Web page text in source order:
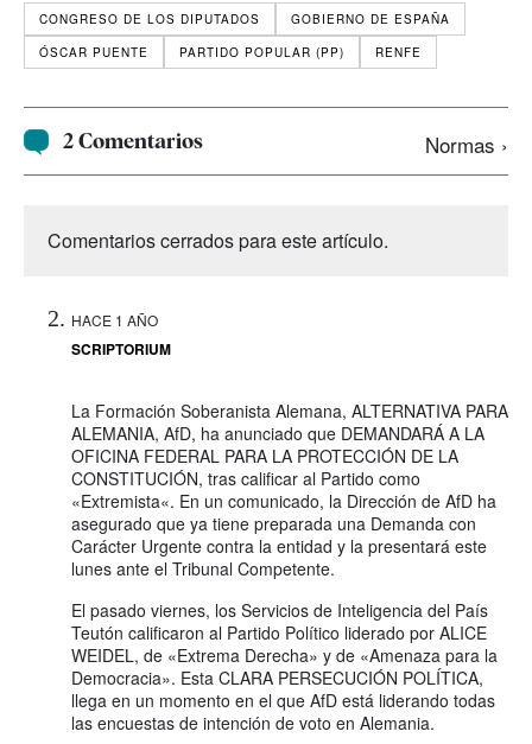
CONGRESO DE LOS DIPUTADOS
GOBIERNO DE ESPAÑA
ÓSCAR PUENTE
PARTIDO POPULAR (PP) RENFE
2 Comentarios Normas ›
Comentarios cerrados para este artículo.
HACE 1 AÑO
SCRIPTORIUM
La Formación Soberanista Alemana, ALTERNATIVA PARA
ALEMANIA, AfD, ha anunciado que DEMANDARÁ A LA
OFICINA FEDERAL PARA LA PROTECCIÓN DE LA
CONSTITUCIÓN, tras calificar al Partido como
«Extremista«. En un comunicado, la Dirección de AfD ha
asegurado que ya tiene preparada una Demanda con
Carácter Urgente contra la entidad y la presentará este
lunes ante el Tribunal Competente.
El pasado viernes, los Servicios de Inteligencia del País
Teutón calificaron al Partido Político liderado por ALICE
WEIDEL, de «Extrema Derecha» y de «Amenaza para la
Democracia». Esta CLARA PERSECUCIÓN POLÍTICA,
llega en un momento en el que AfD está liderando todas
las encuestas de intención de voto en Alemania.